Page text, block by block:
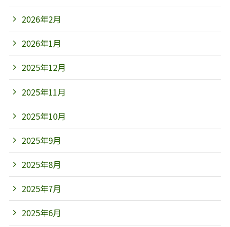
2026年2月
2026年1月
2025年12月
2025年11月
2025年10月
2025年9月
2025年8月
2025年7月
2025年6月